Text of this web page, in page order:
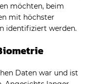
möchten, beim
mit höchster
identifiziert werden.
Daten war und ist